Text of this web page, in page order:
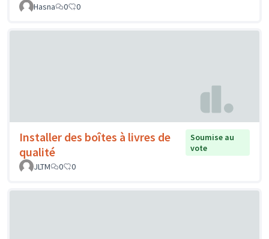
Hasna
0 0
Installer des boîtes à livres de
qualité
Soumise au
vote
JLTM
0 0